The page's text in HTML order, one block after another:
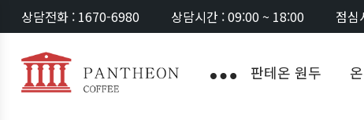
상담전화 : 1670-6980 상담시간 : 09:00 ~ 18:00 점
판테온 원두